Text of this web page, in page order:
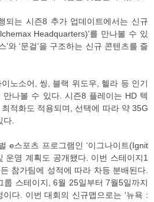
되는 시즌8 추가 업데이트에서는 신규
Headquarters)’를 만나볼 수 있
’와 ‘문걸’을 구조하는 신규 콘텐츠를 즐
노소어, 씽, 블랙 위도우, 헬라 등 인기
나볼 수 있다. 시즌8 플레이는 HD 텍
적화도 적용되며, 선택에 따라 약 35G
다.
e스포츠 프로그램인 ‘이그나이트(Ignit
운영 계획도 공개됐다. 이번 스테이지1
참가팀에 성적에 따라 차등 분배된다.
스테이지, 6월 25일부터 7월5일까지
다. 이번 대회의 신규맵으로는 ‘뉴욕 :